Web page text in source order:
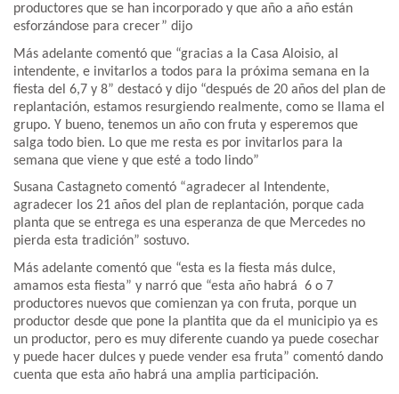
productores que se han incorporado y que año a año están
esforzándose para crecer” dijo
Más adelante comentó que “gracias a la Casa Aloisio, al
intendente, e invitarlos a todos para la próxima semana en la
fiesta del 6,7 y 8” destacó y dijo “después de 20 años del plan de
replantación, estamos resurgiendo realmente, como se llama el
grupo. Y bueno, tenemos un año con fruta y esperemos que
salga todo bien. Lo que me resta es por invitarlos para la
semana que viene y que esté a todo lindo”
Susana Castagneto comentó “agradecer al Intendente,
agradecer los 21 años del plan de replantación, porque cada
planta que se entrega es una esperanza de que Mercedes no
pierda esta tradición” sostuvo.
Más adelante comentó que “esta es la fiesta más dulce,
amamos esta fiesta” y narró que “esta año habrá 6 o 7
productores nuevos que comienzan ya con fruta, porque un
productor desde que pone la plantita que da el municipio ya es
un productor, pero es muy diferente cuando ya puede cosechar
y puede hacer dulces y puede vender esa fruta” comentó dando
cuenta que esta año habrá una amplia participación.